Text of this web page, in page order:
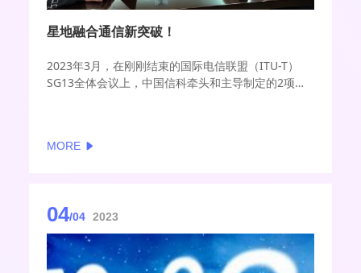
星地融合通信新突破！
2023年3月，在刚刚结束的国际电信联盟（ITU-T）
SG13全体会议上，中国信科牵头和主导制定的2项星
卫星融合：面向IMT-2020及其演进网络的移动性管
融合：面向IMT-2020及其演进网络的连接管理）获批
结项，实现了星地融合通信关键技术在标准化方面的
突破，为星地融合通信的技术研究和标准体系构建奠
定了坚实基础，标志着中国信科在星地融合“5G兼容、
MORE
04/04 2023